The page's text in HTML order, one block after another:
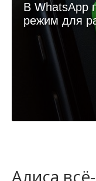
В WhatsApp
режим для
Алиса